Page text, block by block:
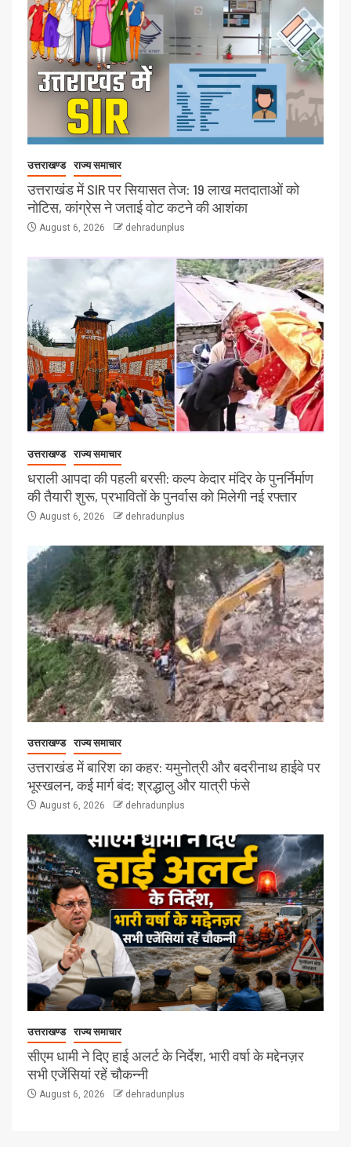
उत्तराखण्ड राज्य समाचार
उत्तराखंड में SIR पर सियासत तेज: 19 लाख मतदाताओं को
नोटिस, कांग्रेस ने जताई वोट कटने की आशंका
August 6, 2026 dehradunplus
उत्तराखण्ड राज्य समाचार
धराली आपदा की पहली बरसी: कल्प केदार मंदिर के पुनर्निर्माण
की तैयारी शुरू, प्रभावितों के पुनर्वास को मिलेगी नई रफ्तार
August 6, 2026 dehradunplus
उत्तराखण्ड राज्य समाचार
उत्तराखंड में बारिश का कहर: यमुनोत्री और बदरीनाथ हाईवे पर
भूस्खलन, कई मार्ग बंद; श्रद्धालु और यात्री फंसे
August 6, 2026 dehradunplus
उत्तराखण्ड राज्य समाचार
सीएम धामी ने दिए हाई अलर्ट के निर्देश, भारी वर्षा के मद्देनज़र
सभी एजेंसियां रहें चौकन्नी
August 6, 2026 dehradunplus